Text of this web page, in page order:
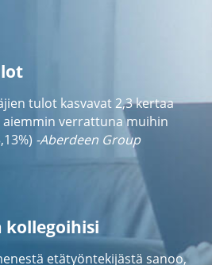
tulot kasvavat 2,3 kertaa
verrattuna muihin
-Aberdeen Group
kollegoihisi
etätyöntekijästä sanoo,